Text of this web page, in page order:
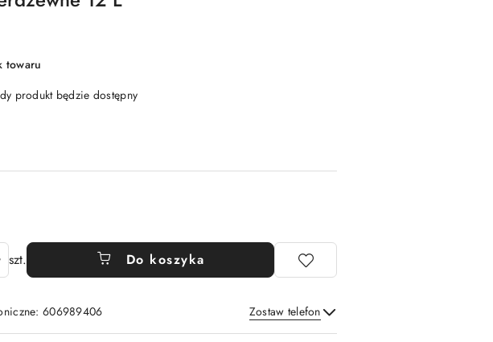
towaru
produkt będzie dostępny
szt. Do koszyka
606989406 Zostaw telefon
Wyślij